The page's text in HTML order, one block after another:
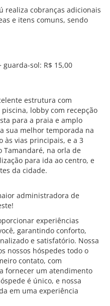
realiza cobranças adicionais
e itens comuns, sendo
sol: R$ 15,00
estrutura com
lobby com recepção
para a praia e amplo
sua melhor temporada na
às vias principais, e a 3
Tamandaré, na orla de
para ida ao centro, e
da cidade.
administradora de
experiências
garantindo conforto,
e satisfatório. Nossa
nossos hóspedes todo o
contato, com
fornecer um atendimento
é único, e nossa
em uma experiência